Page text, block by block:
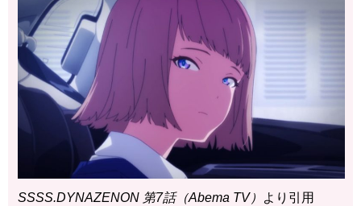
SSSS.DYNAZENON 第7話（Abema TV） より引用